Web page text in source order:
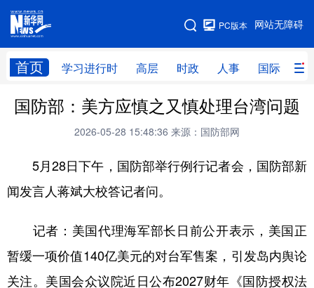
网站无障碍
PC版本
首页 学习进行时 高层 时政 人事 国际 财
网站地图
学习进行时 高层 时政 人事
财经 网评
台湾 思客智库 全球连线 教育
科技 科创
文化 书画 健康 军事
访谈 视频 图片 政务
法律 中央文件 金融 汽车
国防部：美方应慎之又慎处理台湾问题
2026-05-28 15:48:36 来源：国防部网
5月28日下午，国防部举行例行记者会，国防部新
闻发言人蒋斌大校答记者问。
记者：美国代理海军部长日前公开表示，美国正
暂缓一项价值140亿美元的对台军售案，引发岛内舆论
关注。美国会众议院近日公布2027财年《国防授权法